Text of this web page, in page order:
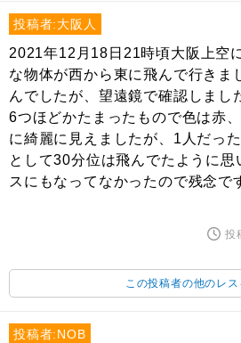
投稿者:大阪人
2021年12月18日21時頃大阪上空
な物体が西から東に飛んで行きま
んでしたが、望遠鏡で確認しまし
6つほどかたまったもので色は赤
に綺麗に見えましたが、1人だっ
として30分位は飛んでたように思
スにもなってなかったので残念で
投
この投稿者の他のレス
投稿者:NOB